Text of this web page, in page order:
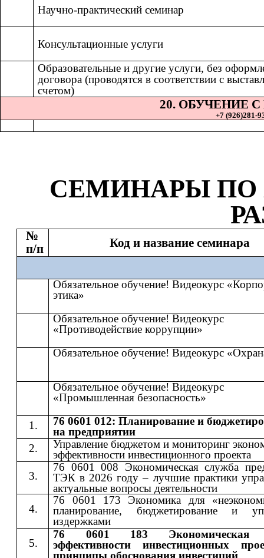
Научно-практический семинар
Консультационные услуги
Образовательные и другие услуги, без
договора (проводятся в соответствии с
счетом)
20. ОБУЧЕНИЕ
+7 (926)281-
СЕМИНАРЫ ​​ ПО​​
№
п/п
Код и название семинара
Обязательное обучение! Видеокурс
этика»
Обязательное обучение! Видеокурс
«Противодействие коррупции»
Обязательное обучение! Видеокурс
Обязательное обучение! Видеокурс
«Промышленная безопасность»
76 0601 012: Планирование и
на предприятии
Управление бюджетом и мониторинг
эффективности инвестиционного проекта
76 0601 008 Экономическая служба
ТЭК в 2026 году – лучшие практики
актуальные вопросы деятельности
76 0601 173 Экономика для
планирование, бюджетирование и
издержками
76 0601 183 Экономическая
эффективности инвестиционных
принципы обоснования инвестиций